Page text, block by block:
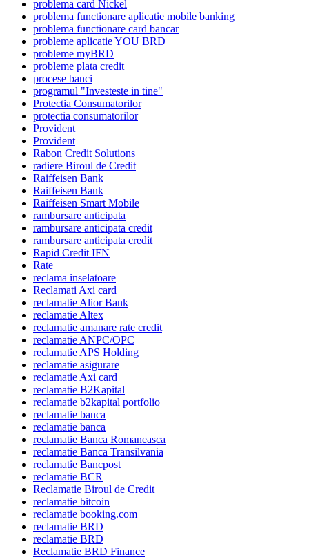
problema card Nickel
problema functionare aplicatie mobile banking
problema functionare card bancar
probleme aplicatie YOU BRD
probleme myBRD
probleme plata credit
procese banci
programul "Investeste in tine"
Protectia Consumatorilor
protectia consumatorilor
Provident
Provident
Rabon Credit Solutions
radiere Biroul de Credit
Raiffeisen Bank
Raiffeisen Bank
Raiffeisen Smart Mobile
rambursare anticipata
rambursare anticipata credit
rambursare anticipata credit
Rapid Credit IFN
Rate
reclama inselatoare
Reclamati Axi card
reclamatie Alior Bank
reclamatie Altex
reclamatie amanare rate credit
reclamatie ANPC/OPC
reclamatie APS Holding
reclamatie asigurare
reclamatie Axi card
reclamatie B2Kapital
reclamatie b2kapital portfolio
reclamatie banca
reclamatie banca
reclamatie Banca Romaneasca
reclamatie Banca Transilvania
reclamatie Bancpost
reclamatie BCR
Reclamatie Biroul de Credit
reclamatie bitcoin
reclamatie booking.com
reclamatie BRD
reclamatie BRD
Reclamatie BRD Finance